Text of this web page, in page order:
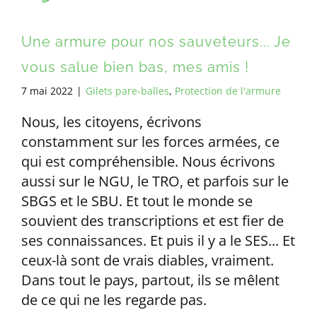
Une armure pour nos sauveteurs... Je
vous salue bien bas, mes amis !
7 mai 2022 | Gilets pare-balles, Protection de l'armure
Nous, les citoyens, écrivons
constamment sur les forces armées, ce
qui est compréhensible. Nous écrivons
aussi sur le NGU, le TRO, et parfois sur le
SBGS et le SBU. Et tout le monde se
souvient des transcriptions et est fier de
ses connaissances. Et puis il y a le SES... Et
ceux-là sont de vrais diables, vraiment.
Dans tout le pays, partout, ils se mêlent
de ce qui ne les regarde pas.